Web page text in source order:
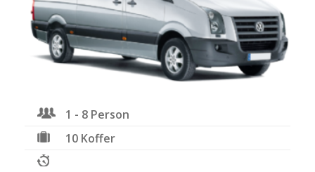
1 - 8 Person
10 Koffer